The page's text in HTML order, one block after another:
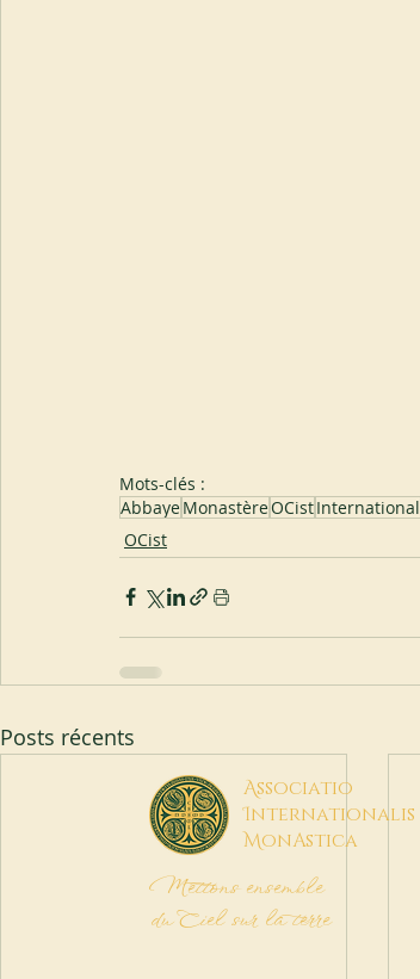
Mots-clés :
AbbayeMonastèreOCistInternational
OCist
Posts récents
Associatio
Internationalis
MonAstica
Mettons ensemble
du Ciel sur la terre